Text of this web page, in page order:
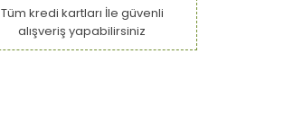
Tüm kredi kartları İle güvenli
alışveriş yapabilirsiniz